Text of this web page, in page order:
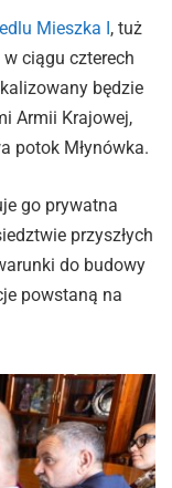
Mieszka I , tuż
ciągu czterech
będzie
Armii Krajowej,
potok Młynówka.
go prywatna
przyszłych
do budowy
powstaną na